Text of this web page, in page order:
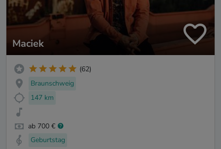
Maciek
(62)
Braunschweig
147 km
ab 700 €
Geburtstag